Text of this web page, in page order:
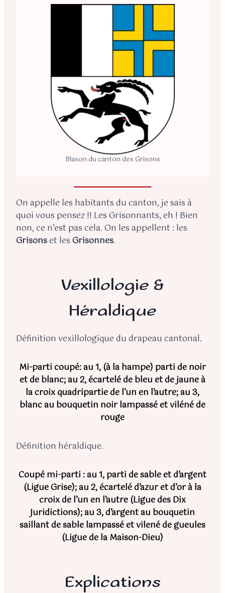
Blason du canton des Grisons
On appelle les habitants du canton, je sais à
quoi vous pensez !! Les Grisonnants, eh ! Bien
non, ce n’est pas cela. On les appellent : les
Grisonset lesGrisonnes.
Vexillologie &
Héraldique
Définition vexillologique du drapeau cantonal.
Mi-parti coupé: au 1, (à la hampe) parti de noir
et de blanc; au 2, écartelé de bleu et de jaune à
la croix quadripartie de l’un en l’autre; au 3,
blanc au bouquetin noir lampassé et viléné de
rouge
Définition héraldique.
Coupé mi-parti : au 1, parti de sable et d’argent
(Ligue Grise); au 2, écartelé d’azur et d’or à la
croix de l’un en l’autre (Ligue des Dix
Juridictions); au 3, d’argent au bouquetin
saillant de sable lampassé et vilené de gueules
(Ligue de la Maison-Dieu)
Explications